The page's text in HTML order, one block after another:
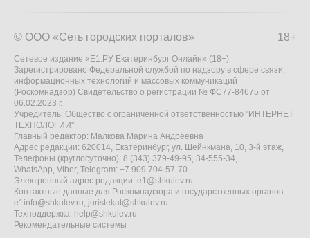
18+
© ООО «Сеть городских порталов»
Сетевое издание «Е1.РУ Екатеринбург Онлайн» (18+)
Зарегистрировано Федеральной службой по надзору в сфере связи,
информационных технологий и массовых коммуникаций
(Роскомнадзор) Свидетельство о регистрации № ФС77-84675 от
06.02.2023 г.
Учредитель: Общество с ограниченной ответственностью "ИНТЕРНЕТ
ТЕХНОЛОГИИ"
Главный редактор: Малкова Марина Андреевна
Адрес редакции: 620014, Екатеринбург, ул. Шейнкмана, 10, 3-й этаж,
Телефоны (круглосуточно): 8 (343) 379-49-95, 34-555-34,
WhatsApp, Viber, Telegram: +7 909 704-57-70
Электронный адрес редакции: e1@shkulev.ru
Контактные данные для Роскомнадзора и государственных органов:
e1info@shkulev.ru, juristekat@shkulev.ru
Техподдержка: help@shkulev.ru
Рекомендательные системы